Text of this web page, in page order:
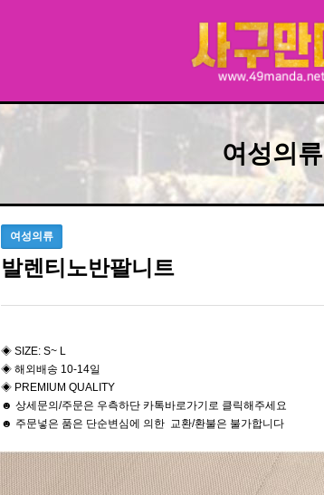
여성의류
여성의류
발렌티노반팔니트
◈ SIZE: S~ L
◈ 해외배송 10-14일
◈ PREMIUM QUALITY
☻ 상세문의/주문은 우측하단 카톡바로가기로 클릭해주세요
☻ 주문넣은 품은 단순변심에 의한 교환/환불은 불가합니다